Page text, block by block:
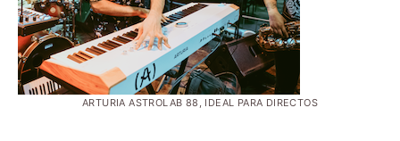
ARTURIA ASTROLAB 88, IDEAL PARA DIRECTOS